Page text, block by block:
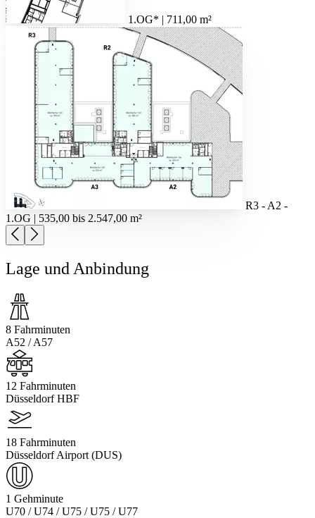
1.OG* | 711,00 m²
R3 - A2 -
1.OG | 535,00 bis 2.547,00 m²
Lage und Anbindung
8 Fahrminuten
A52 / A57
12 Fahrminuten
Düsseldorf HBF
18 Fahrminuten
Düsseldorf Airport (DUS)
1 Gehminute
U70 / U74 / U75 / U75 / U77